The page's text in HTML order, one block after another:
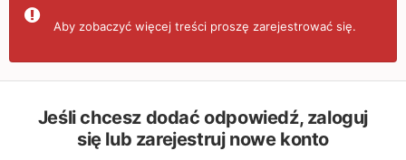
Aby zobaczyć więcej treści proszę zarejestrować się.
Jeśli chcesz dodać odpowiedź, zaloguj
się lub zarejestruj nowe konto